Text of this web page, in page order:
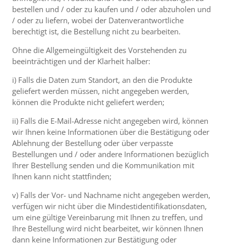
bestellen und / oder zu kaufen und / oder abzuholen und
/ oder zu liefern, wobei der Datenverantwortliche
berechtigt ist, die Bestellung nicht zu bearbeiten.
Ohne die Allgemeingültigkeit des Vorstehenden zu
beeinträchtigen und der Klarheit halber:
i) Falls die Daten zum Standort, an den die Produkte
geliefert werden müssen, nicht angegeben werden,
können die Produkte nicht geliefert werden;
ii) Falls die E-Mail-Adresse nicht angegeben wird, können
wir Ihnen keine Informationen über die Bestätigung oder
Ablehnung der Bestellung oder über verpasste
Bestellungen und / oder andere Informationen bezüglich
Ihrer Bestellung senden und die Kommunikation mit
Ihnen kann nicht stattfinden;
v) Falls der Vor- und Nachname nicht angegeben werden,
verfügen wir nicht über die Mindestidentifikationsdaten,
um eine gültige Vereinbarung mit Ihnen zu treffen, und
Ihre Bestellung wird nicht bearbeitet, wir können Ihnen
dann keine Informationen zur Bestätigung oder